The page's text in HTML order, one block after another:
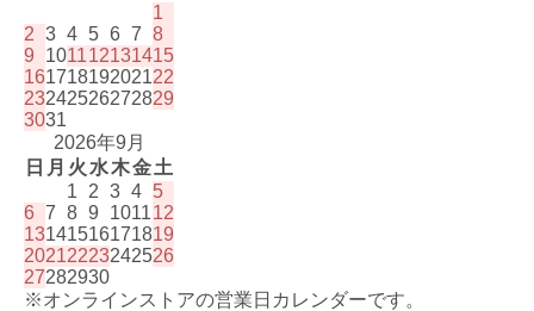
1
2 3 4 5 6 7 8
9
101112131415
16171819202122
23242526272829
3031
2026年9月
日 月 火 水木金土
1
2 3 4 5
6 7 8 9 101112
13141516171819
20212223242526
27282930
※オンラインストアの営業日カレンダーです。